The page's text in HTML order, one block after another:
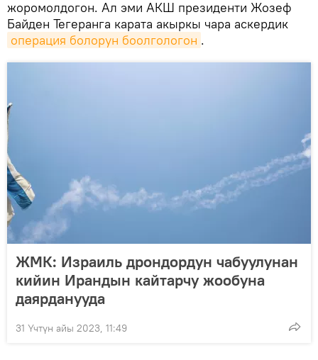
жоромолдогон. Ал эми АКШ президенти Жозеф
Байден Тегеранга карата акыркы чара аскердик
операция болорун боолгологон .
ЖМК: Израиль дрондордун чабуулунан
кийин Ирандын кайтарчу жообуна
даярданууда
31 Үчтүн айы 2023, 11:49